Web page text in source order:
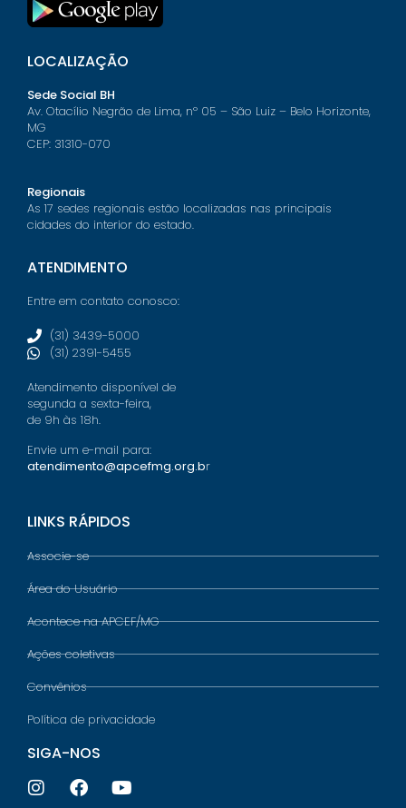
LOCALIZAÇÃO
Sede Social BH
Av. Otacílio Negrão de Lima, nº 05 – São Luiz – Belo Horizonte,
MG
CEP: 31310-070
Regionais
As 17 sedes regionais estão localizadas nas principais
cidades do interior do estado.
ATENDIMENTO
Entre em contato conosco:
(31) 3439-5000
(31) 2391-5455
Atendimento disponível de
segunda a sexta-feira,
de 9h às 18h.
Envie um e-mail para:
atendimento@apcefmg.org.br
LINKS RÁPIDOS
Associe-se
Área do Usuário
Acontece na APCEF/MG
Ações coletivas
Convênios
Política de privacidade
SIGA-NOS